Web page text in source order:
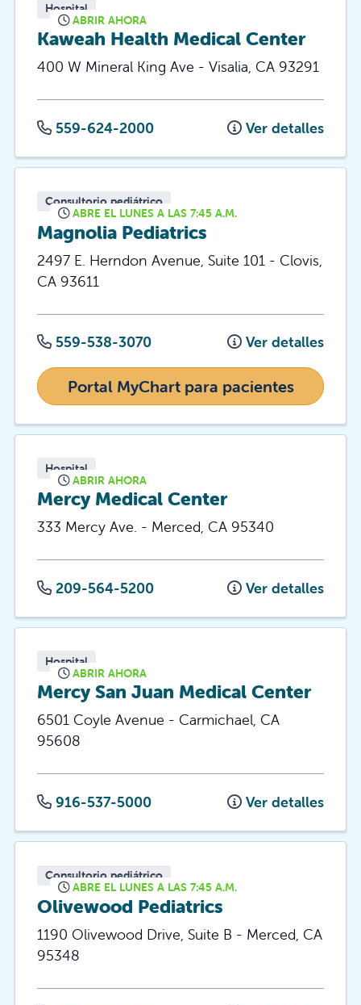
Hospital
ABRIR AHORA
Kaweah Health Medical Center
400 W Mineral King Ave - Visalia, CA 93291
559-624-2000 Ver detalles
Consultorio pediátrico
ABRE EL LUNES A LAS 7:45 A.M.
Magnolia Pediatrics
2497 E. Herndon Avenue, Suite 101 - Clovis,
CA 93611
559-538-3070 Ver detalles
Portal MyChart para pacientes
Hospital
ABRIR AHORA
Mercy Medical Center
333 Mercy Ave. - Merced, CA 95340
209-564-5200 Ver detalles
Hospital
ABRIR AHORA
Mercy San Juan Medical Center
6501 Coyle Avenue - Carmichael, CA
95608
916-537-5000 Ver detalles
Consultorio pediátrico
ABRE EL LUNES A LAS 7:45 A.M.
Olivewood Pediatrics
1190 Olivewood Drive, Suite B - Merced, CA
95348